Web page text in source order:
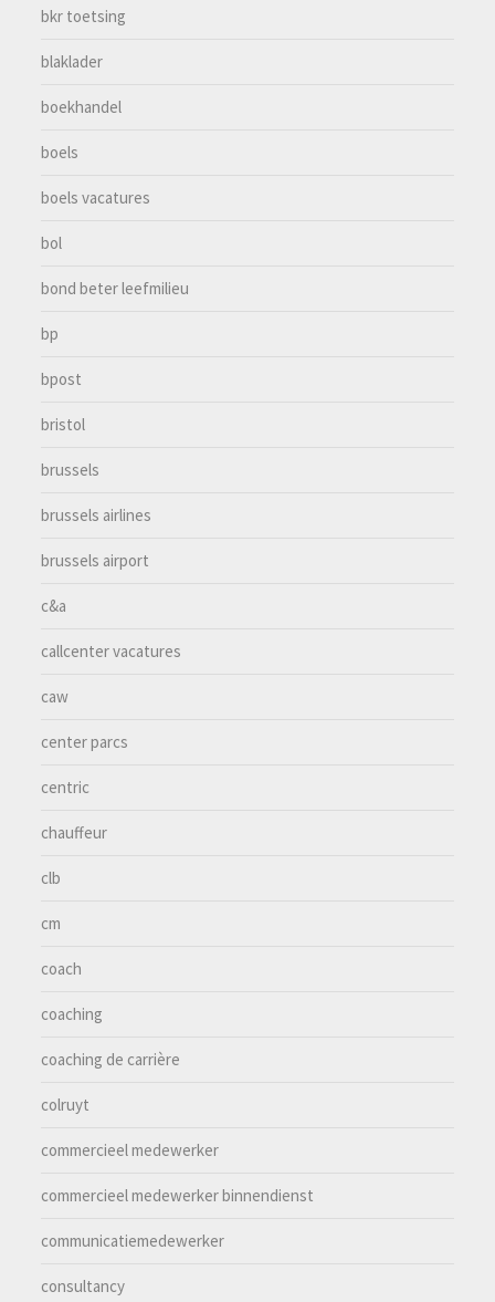
bkr toetsing
blaklader
boekhandel
boels
boels vacatures
bol
bond beter leefmilieu
bp
bpost
bristol
brussels
brussels airlines
brussels airport
c&a
callcenter vacatures
caw
center parcs
centric
chauffeur
clb
cm
coach
coaching
coaching de carrière
colruyt
commercieel medewerker
commercieel medewerker binnendienst
communicatiemedewerker
consultancy